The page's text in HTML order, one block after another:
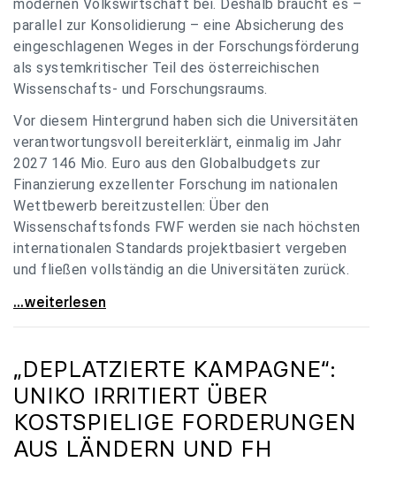
modernen Volkswirtschaft bei. Deshalb braucht es –
parallel zur Konsolidierung – eine Absicherung des
eingeschlagenen Weges in der Forschungsförderung
als systemkritischer Teil des österreichischen
Wissenschafts- und Forschungsraums.
Vor diesem Hintergrund haben sich die Universitäten
verantwortungsvoll bereiterklärt, einmalig im Jahr
2027 146 Mio. Euro aus den Globalbudgets zur
Finanzierung exzellenter Forschung im nationalen
Wettbewerb bereitzustellen: Über den
Wissenschaftsfonds FWF werden sie nach höchsten
internationalen Standards projektbasiert vergeben
und fließen vollständig an die Universitäten zurück.
Gemeinsam für einen starken Wissenschafts- und
...weiterlesen
„DEPLATZIERTE KAMPAGNE“:
UNIKO IRRITIERT ÜBER
KOSTSPIELIGE FORDERUNGEN
AUS LÄNDERN UND FH